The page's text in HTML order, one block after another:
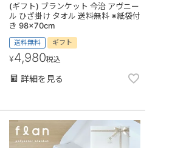
(ギフト) ブランケット 今治 アヴニー
ル ひざ掛け タオル 送料無料 ※紙袋付
き 98×70cm
送料無料 ギフト
¥4,980税込
詳細を見る